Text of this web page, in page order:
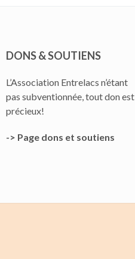
DONS & SOUTIENS
L’Association Entrelacs n’étant
pas subventionnée, tout don est
précieux!
-> Page dons et soutiens